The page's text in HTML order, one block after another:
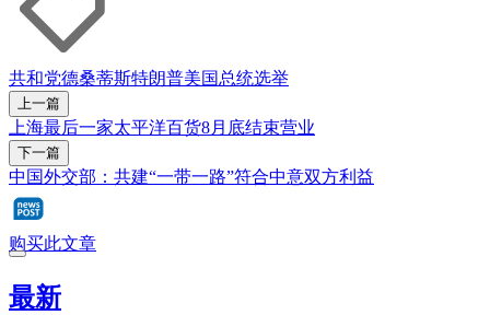
共和党德桑蒂斯特朗普美国总统选举
上一篇
上海最后一家太平洋百货8月底结束营业
下一篇
中国外交部：共建“一带一路”符合中意双方利益
购买此文章
最新